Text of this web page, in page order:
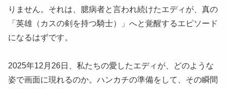
りません。それは、臆病者と言われ続けたエディが、真の
「英雄（カスの剣を持つ騎士）」へと覚醒するエピソード
になるはずです。
2025年12月26日、私たちの愛したエディが、どのような
姿で画面に現れるのか。ハンカチの準備をして、その瞬間